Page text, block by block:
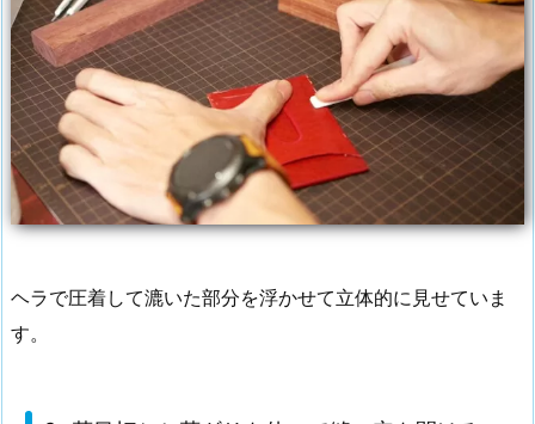
ヘラで圧着して漉いた部分を浮かせて立体的に見せていま
す。